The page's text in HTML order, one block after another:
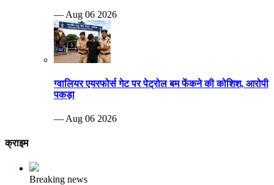
— Aug 06 2026
ग्वालियर एयरफोर्स गेट पर पेट्रोल बम फेंकने की कोशिश, आरोपी
पकड़ा
— Aug 06 2026
क्राइम
Breaking news